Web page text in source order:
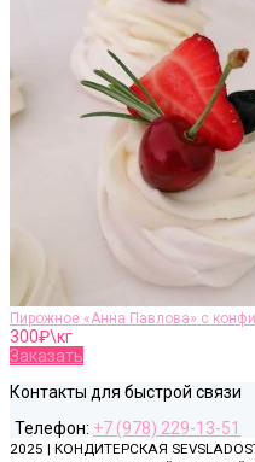
Пирожное «Анна Павлова» с
300₽\кг
Заказать
Контакты для быстрой связи
Телефон: +7 (978) 229-13-51
2025 | КОНДИТЕРСКАЯ